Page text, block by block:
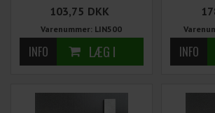
103,75 DKK
Varenummer: LIN500